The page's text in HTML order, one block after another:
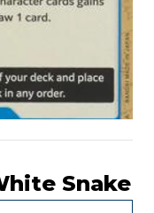
Snake